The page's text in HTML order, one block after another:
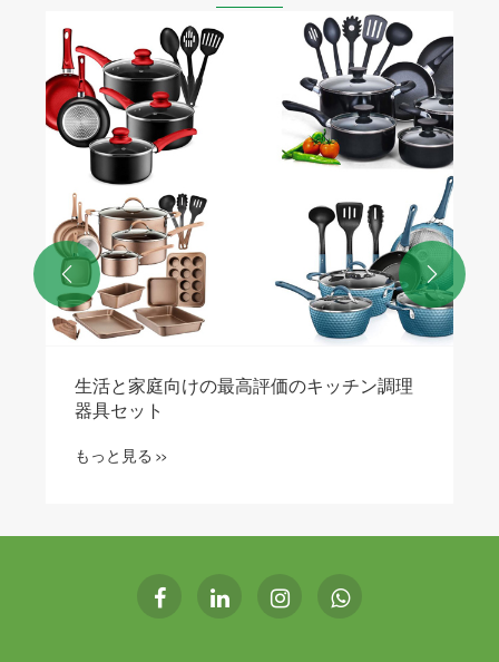
生活と家庭向けの最高評価のキッチン調理
器具セット
もっと見る >>
 